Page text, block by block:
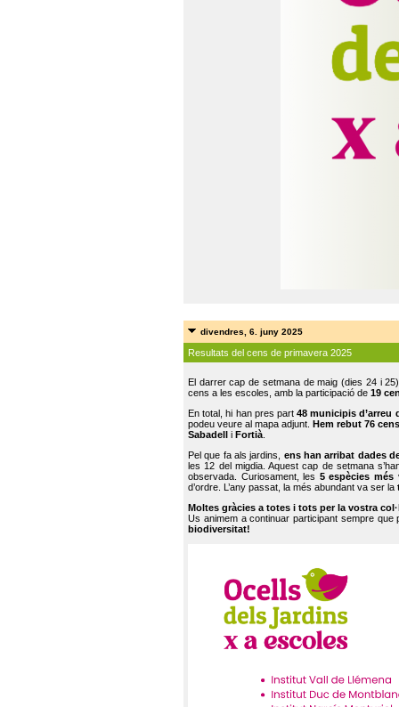
divendres, 6. juny 2025
Resultats del cens de primavera 2025
El darrer cap de setmana de maig (dies 24 i
cens a les escoles, amb la participació de 19
En total, hi han pres part48 municipis d’arreu
podeu veure al mapa adjunt. Hem rebut 76
Sabadell
i Fortià.
Pel que fa als jardins, ens han arribat dades
les 12 del migdia. Aquest cap de setmana
observada. Curiosament, les 5 espècies més
d’ordre. L’any passat, la més abundant va ser la
Moltes gràcies a totes i tots per la vostra
Us animem a continuar participant sempre que
biodiversitat!